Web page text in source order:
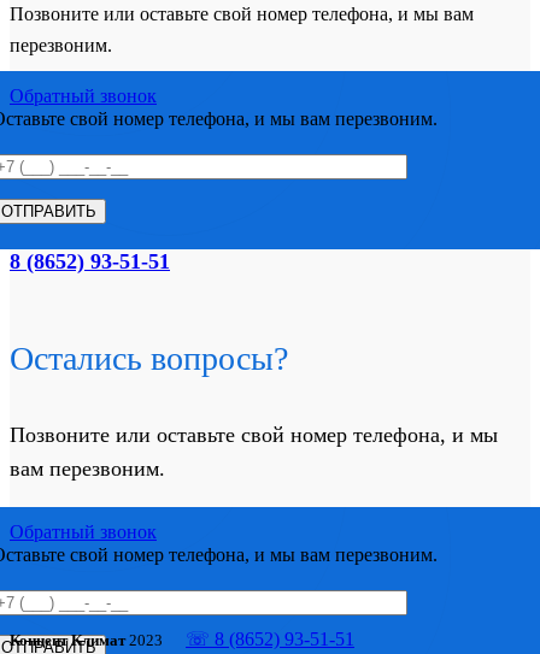
Позвоните или оставьте свой номер телефона, и мы вам
перезвоним.
Обратный звонок
свой номер телефона, и мы вам перезвоним.
8 (8652) 93-51-51
Остались вопросы?
Позвоните или оставьте свой номер телефона, и мы
вам перезвоним.
Обратный звонок
свой номер телефона, и мы вам перезвоним.
Концепт Климат 2023
☏ 8 (8652) 93-51-51